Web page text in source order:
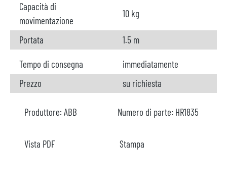
Capacità di
movimentazione
10 kg
Portata 1.5 m
Tempo di consegna
immediatamente
Prezzo
su richiesta
Produttore: ABB Numero di parte: HR1835
Vista PDF Stampa